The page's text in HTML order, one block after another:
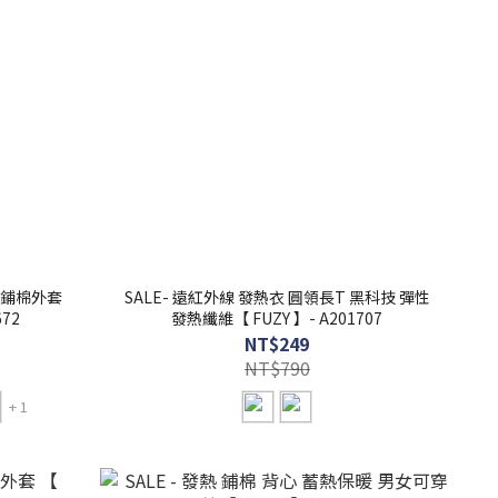
棉外套
+ 1
SALE- 遠紅外線 發熱衣 圓領長T 黑科技 彈性
發熱纖維【 FUZY 】- A201707
NT$249
NT$790